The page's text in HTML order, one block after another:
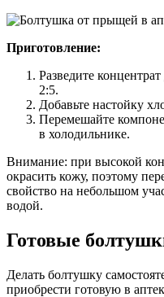
Приготовление:
Разведите
2:5.
Добавьте настойку
Перемешайте
в холодильнике.
Внимание: при высокой
окрасить кожу, поэтому
свойство на небольшом
водой.
Готовые
Делать болтушку
приобрести готовую в